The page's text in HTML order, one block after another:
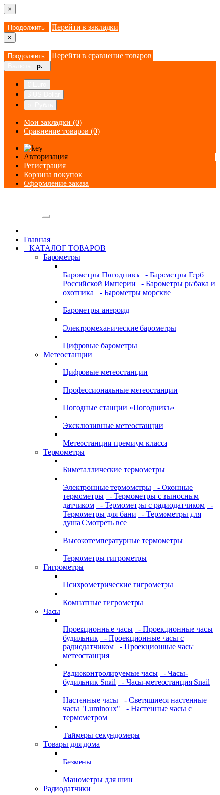
×
Продолжить Перейти в закладки
×
Продолжить Перейти в сравнение товаров
р.
Мои закладки (0)
Сравнение товаров (0)
Авторизация
Регистрация
Корзина покупок
Оформление заказа
Главная
КАТАЛОГ ТОВАРОВ
Барометры
Барометры Погодникъ
- Барометры Герб
Российской Империи
- Барометры рыбака и
охотника
- Барометры морские
Барометры анероид
Электромеханические барометры
Цифровые барометры
Метеостанции
Цифровые метеостанции
Профессиональные метеостанции
Погодные станции «Погодникъ»
Эксклюзивные метеостанции
Метеостанции премиум класса
Термометры
Биметаллические термометры
Электронные термометры
- Оконные
термометры
- Термометры с выносным
датчиком
- Термометры с радиодатчиком
-
Термометры для бани
- Термометры для
душа Смотреть все
Высокотемпературные термометры
Термометры гигрометры
Гигрометры
Психрометрические гигрометры
Комнатные гигрометры
Часы
Проекционные часы
- Проекционные часы
будильник
- Проекционные часы с
радиодатчиком
- Проекционные часы
метеостанция
Радиоконтролируемые часы
- Часы-
будильник Snail
- Часы-метеостанция Snail
Настенные часы
- Светящиеся настенные
часы "Luminoux"
- Настенные часы с
термометром
Таймеры секундомеры
Товары для дома
Безмены
Манометры для шин
Радиодатчики